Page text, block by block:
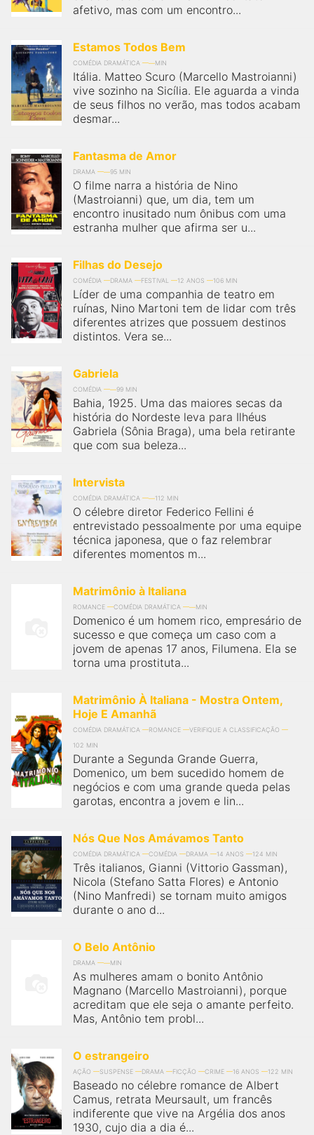
afetivo, mas com um encontro...
Estamos Todos Bem
COMÉDIA DRAMÁTICA MIN
Itália. Matteo Scuro (Marcello Mastroianni)
vive sozinho na Sicília. Ele aguarda a vinda
de seus filhos no verão, mas todos acabam
desmar...
Fantasma de Amor
DRAMA 95 MIN
O filme narra a história de Nino
(Mastroianni) que, um dia, tem um
encontro inusitado num ônibus com uma
estranha mulher que afirma ser u...
Filhas do Desejo
COMÉDIA DRAMA FESTIVAL 12 ANOS 106 MIN
Líder de uma companhia de teatro em
ruínas, Nino Martoni tem de lidar com três
diferentes atrizes que possuem destinos
distintos. Vera se...
Gabriela
COMÉDIA 99 MIN
Bahia, 1925. Uma das maiores secas da
história do Nordeste leva para Ilhéus
Gabriela (Sônia Braga), uma bela retirante
que com sua beleza...
Intervista
COMÉDIA DRAMÁTICA 112 MIN
O célebre diretor Federico Fellini é
entrevistado pessoalmente por uma equipe
técnica japonesa, que o faz relembrar
diferentes momentos m...
Matrimônio à Italiana
ROMANCE COMÉDIA DRAMÁTICA MIN
Domenico é um homem rico, empresário de
sucesso e que começa um caso com a
jovem de apenas 17 anos, Filumena. Ela se
torna uma prostituta...
Matrimônio À Italiana - Mostra Ontem,
Hoje E Amanhã
COMÉDIA DRAMÁTICA ROMANCE
VERIFIQUE A CLASSIFICAÇÃO
102 MIN
Durante a Segunda Grande Guerra,
Domenico, um bem sucedido homem de
negócios e com uma grande queda pelas
garotas, encontra a jovem e lin...
Nós Que Nos Amávamos Tanto
COMÉDIA DRAMÁTICA COMÉDIA DRAMA 14 ANOS 124 MIN
Três italianos, Gianni (Vittorio Gassman),
Nicola (Stefano Satta Flores) e Antonio
(Nino Manfredi) se tornam muito amigos
durante o ano d...
O Belo Antônio
DRAMA MIN
As mulheres amam o bonito Antônio
Magnano (Marcello Mastroianni), porque
acreditam que ele seja o amante perfeito.
Mas, Antônio tem probl...
O estrangeiro
AÇÃO SUSPENSE DRAMA FICÇÃO CRIME 16 ANOS 122 MIN
Baseado no célebre romance de Albert
Camus, retrata Meursault, um francês
indiferente que vive na Argélia dos anos
1930, cujo dia a dia é...